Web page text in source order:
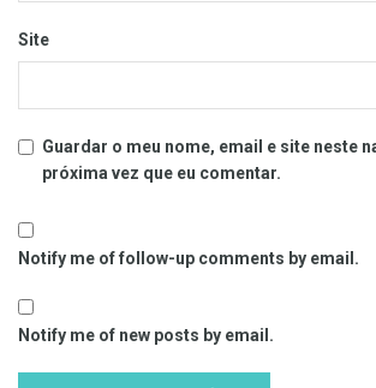
Site
Guardar o meu nome, email e site neste
próxima vez que eu comentar.
Notify me of follow-up comments by email.
Notify me of new posts by email.